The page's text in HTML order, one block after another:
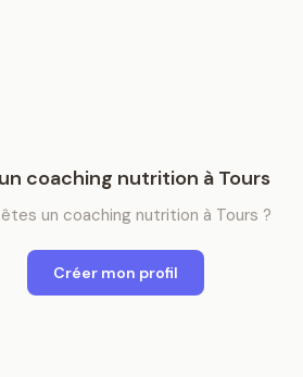
coaching nutrition à Tours
un coaching nutrition à Tours ?
Créer mon profil